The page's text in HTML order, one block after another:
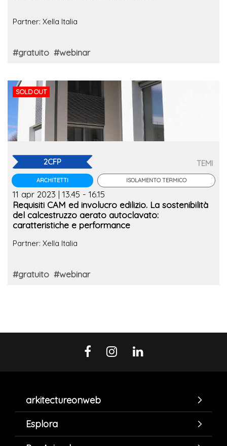
Partner: Xella Italia
#gratuito #webinar
SOLD OUT
2CFP
ARCHITETTI
TEMI
ISOLAMENTO TERMICO
11 apr 2023 | 13.45 - 16.15
Requisiti CAM ed involucro edilizio. La sostenibilità
del calcestruzzo aerato autoclavato:
caratteristiche e performance
Partner: Xella Italia
#gratuito #webinar
arkitectureonweb
Esplora